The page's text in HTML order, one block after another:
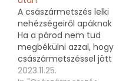
papucsom az ágy
alatt. Féltek, a testem
nem elég, gyorsítás és
repesztés, A
szülészorvos…
A császármetszés lelki
nehézségeiről apáknak
Ha a párod nem tud
megbékülni azzal, hogy
császármetszéssel jött
világra a babátok, ezzel
2023.11.25.